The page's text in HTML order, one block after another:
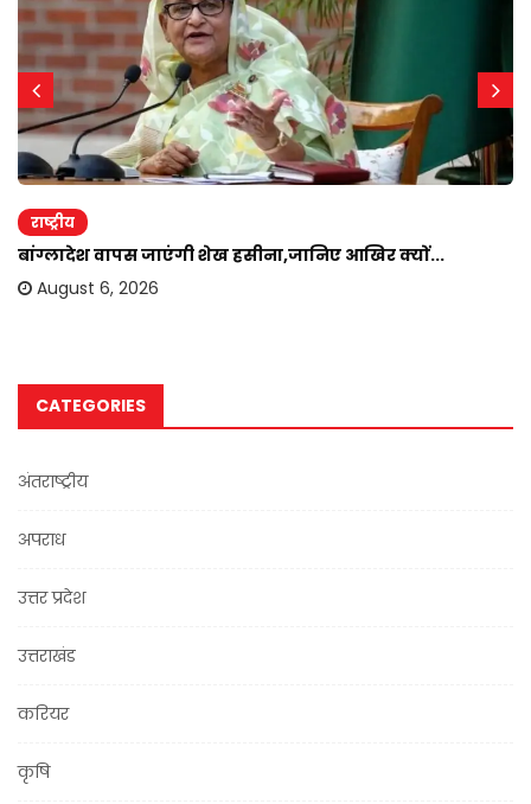
राष्ट्रीय
बांग्लादेश वापस जाएंगी शेख हसीना,जानिए आखिर क्यों...
August 6, 2026
CATEGORIES
अंतराष्ट्रीय
अपराध
उत्तर प्रदेश
उत्तराखंड
करियर
कृषि